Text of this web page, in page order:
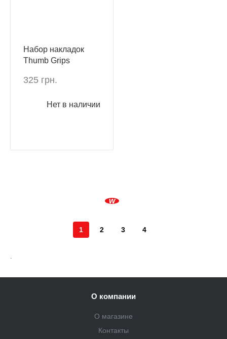
Набор накладок
Thumb Grips
Duty: Warzone
325 грн.
Нет в наличии
1 2 3 4
.
О компании
О магазине
Контакты